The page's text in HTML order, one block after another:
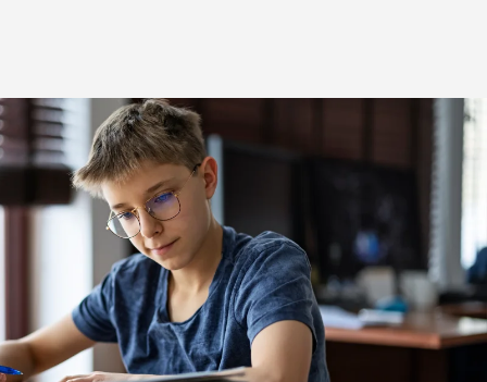
середня школа онлайн
у штаті Колорадо.